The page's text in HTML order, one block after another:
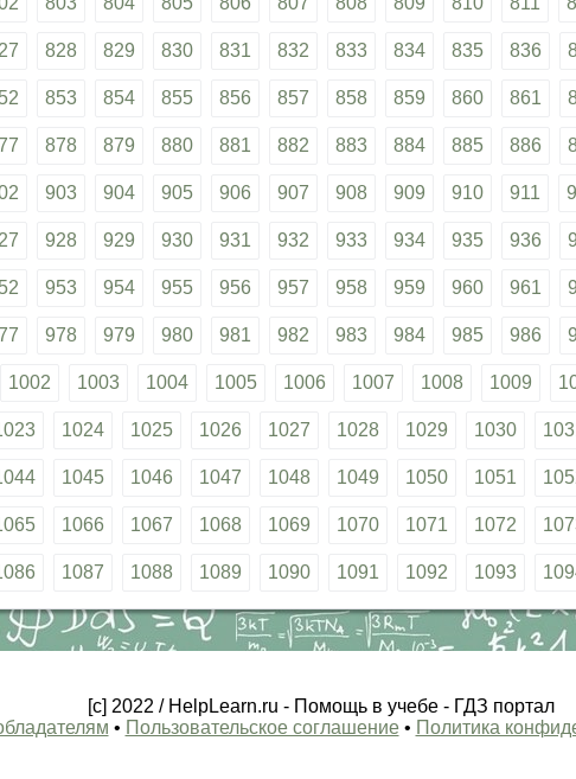
828 829 830 831 832 833 834 835 836
853 854 855 856 857 858 859 860 861
878 879 880 881 882 883 884 885 886
903 904 905 906 907 908 909 910 911
928 929 930 931 932 933 934 935 936
953 954 955 956 957 958 959 960 961
978 979 980 981 982 983 984 985 986
1002 1003 1004 1005 1006 1007 1008 1009
1024 1025 1026 1027 1028 1029 1030
1045 1046 1047 1048 1049 1050 1051
1066 1067 1068 1069 1070 1071 1072
1087 1088 1089 1090 1091 1092 1093
[c] 2022 / HelpLearn.ru - Помощь в учебе - ГДЗ портал
• Пользовательское соглашение• Политика